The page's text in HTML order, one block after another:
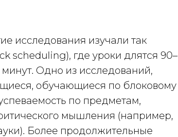
исследования изучали так
scheduling), где уроки длятся 90–
Одно из исследований,
обучающиеся по блоковому
по предметам,
мышления (например,
Более продолжительные